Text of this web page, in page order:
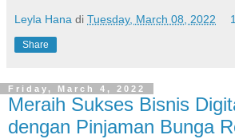
Leyla Hana di Tuesday, March 08, 2022
Share
Friday, March 4, 2022
Meraih Sukses Bisnis
dengan Pinjaman Bunga